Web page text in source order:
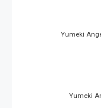
Yumeki
Yumeki